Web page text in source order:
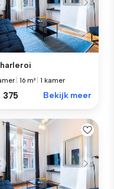
|16 m² |1 kamer
Bekijk meer